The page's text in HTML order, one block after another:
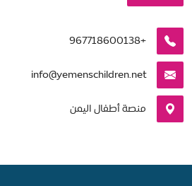
+967718600138
info@yemenschildren.net
منصة أطفال اليمن